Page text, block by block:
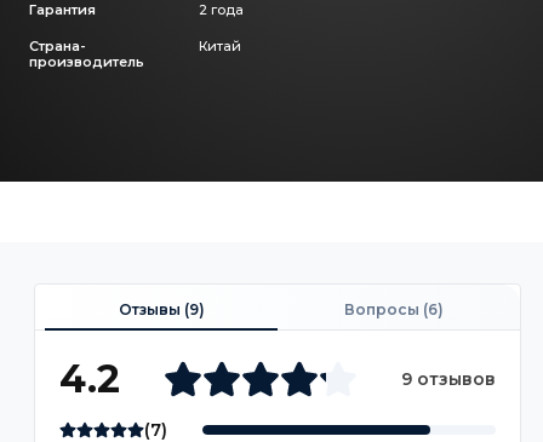
Гарантия 2 года
Страна-
производитель
Китай
Отзывы (9) Вопросы (6)
4.2 9 отзывов
(7)